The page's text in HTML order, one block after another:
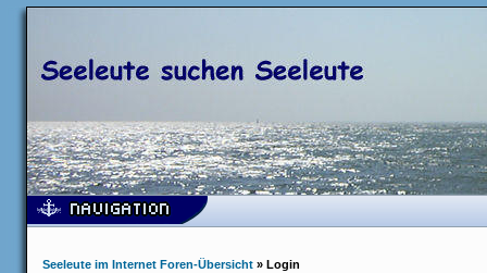
Seeleute im Internet Foren-Übersicht » Login